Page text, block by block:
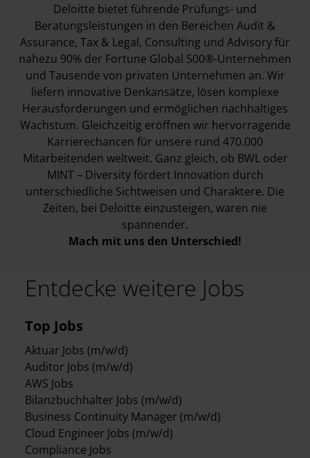
Deloitte bietet führende Prüfungs- und
Beratungsleistungen in den Bereichen Audit &
Assurance, Tax & Legal, Consulting und Advisory für
nahezu 90% der Fortune Global 500®-Unternehmen
und Tausende von privaten Unternehmen an. Wir
liefern innovative Denkansätze, lösen komplexe
Herausforderungen und ermöglichen nachhaltiges
Wachstum. Gleichzeitig eröffnen wir hervorragende
Karrierechancen für unsere rund 470.000
Mitarbeitenden weltweit. Ganz gleich, ob BWL oder
MINT – Diversity fördert Innovation durch
unterschiedliche Sichtweisen und Charaktere. Die
Zeiten, bei Deloitte einzusteigen, waren nie
spannender.
Mach mit uns den Unterschied!
Entdecke weitere Jobs
Top Jobs
Aktuar Jobs (m/w/d)
Auditor Jobs (m/w/d)
AWS Jobs
Bilanzbuchhalter Jobs (m/w/d)
Business Continuity Manager (m/w/d)
Cloud Engineer Jobs (m/w/d)
Compliance Jobs